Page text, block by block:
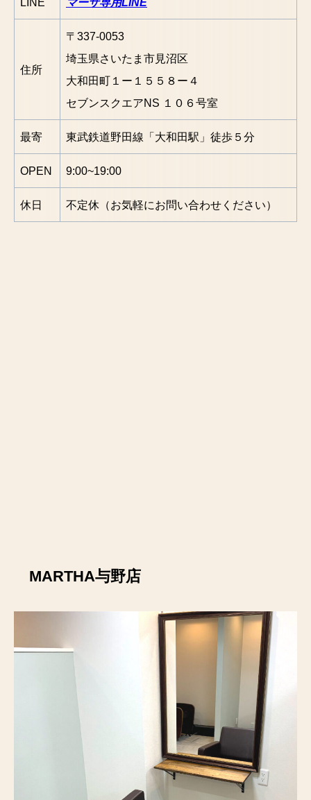
住所
〒337-0053
埼玉県さいたま市見沼区
大和田町１ー１５５８ー４
セブンスクエアNS １０６号室
最寄 東武鉄道野田線「大和田駅」徒歩５分
OPEN 9:00~19:00
休日 不定休（お気軽にお問い合わせください）
MARTHA与野店